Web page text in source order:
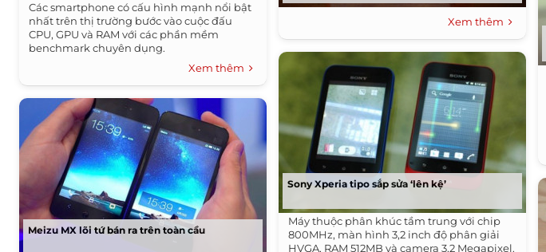
Các smartphone có cấu hình mạnh nổi bật
nhất trên thị trường bước vào cuộc đấu
CPU, GPU và RAM với các phần mềm
benchmark chuyên dụng.
Xem thêm
Meizu MX lõi tứ bán ra trên toàn cầu
Xem thêm
Sony Xperia tipo sắp sửa ‘lên kệ’
Máy thuộc phân khúc tầm trung với chip
800MHz, màn hình 3,2 inch độ phân giải
HVGA, RAM 512MB và camera 3,2 Megapixel.